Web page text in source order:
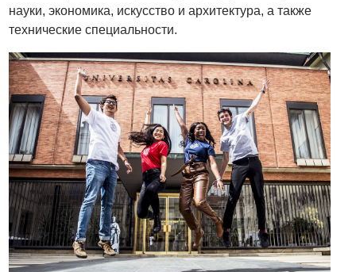
науки, экономика, искусство и архитектура, а также
технические специальности.